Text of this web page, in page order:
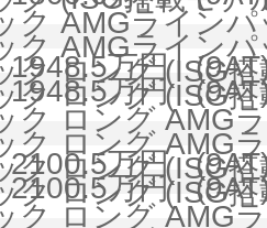
ク AMGライン
万円
ク AMGライン
万円
ク ロング (ISG
ク ロング (ISG
ク ロング AMG
万円
ク ロング AMG
万円
ク ロング (ISG
ク ロング (ISG
ク ロング AMG